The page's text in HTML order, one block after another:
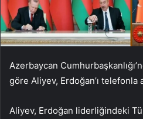
Azerbaycan
göre Aliyev, Erdoğan’ı
Aliyev, Erdoğan liderliğindeki